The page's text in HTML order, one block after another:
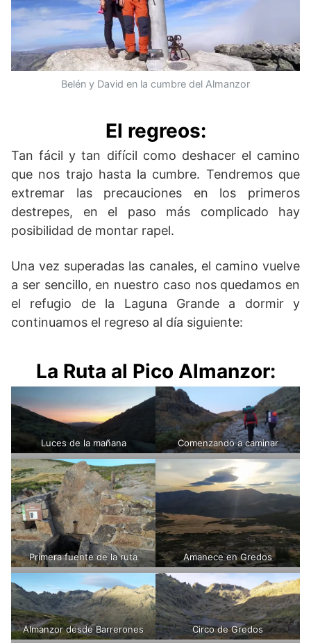
Belén y David en la cumbre del Almanzor
El regreos:
Tan fácil y tan difícil como deshacer el camino
que nos trajo hasta la cumbre. Tendremos que
extremar las precauciones en los primeros
destrepes, en el paso más complicado hay
posibilidad de montar rapel.
Una vez superadas las canales, el camino vuelve
a ser sencillo, en nuestro caso nos quedamos en
el refugio de la Laguna Grande a dormir y
continuamos el regreso al día siguiente:
La Ruta al Pico Almanzor:
Luces de la mañana Comenzando a caminar
Primera fuente de la ruta Amanece en Gredos
Almanzor desde Barrerones Circo de Gredos